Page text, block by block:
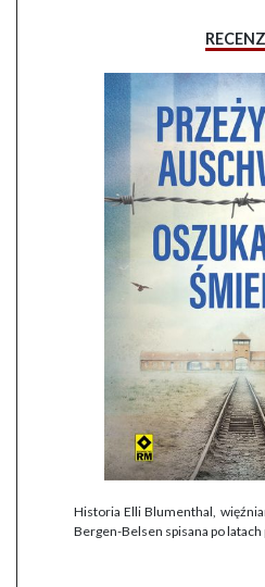
Historia Elli Blumenthal,
Bergen-Belsen spisana po latach